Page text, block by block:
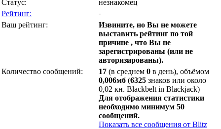
Статус:
незнакомец
Рейтинг:
-
Ваш рейтинг:
Извините, но Вы не можете
выставить рейтинг по той
причине , что Вы не
зарегистрированы (или не
авторизированы).
Количество сообщений:
17 (в среднем 0 в день), объёмом
0,006мб (6325 знаков или около
0,02 кн. Blackbelt in Blackjack)
Для отображения статистики
необходимо минимум 50
сообщений.
Показать все сообщения от Blitz